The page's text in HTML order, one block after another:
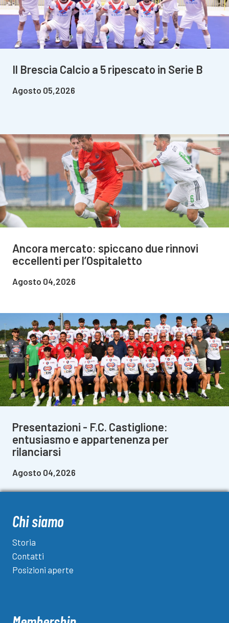
Il Brescia Calcio a 5 ripescato in Serie B
Agosto 05,2026
Ancora mercato: spiccano due rinnovi
eccellenti per l’Ospitaletto
Agosto 04,2026
Presentazioni - F.C. Castiglione:
entusiasmo e appartenenza per
rilanciarsi
Agosto 04,2026
Chi siamo
Storia
Contatti
Posizioni aperte